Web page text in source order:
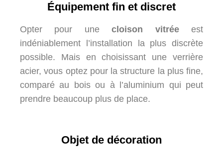
Équipement fin et discret
Opter pour unecloison vitréeest
indéniablement l’installation la plus discrète
possible. Mais en choisissant une verrière
acier, vous optez pour la structure la plus fine,
comparé au bois ou à l’aluminium qui peut
prendre beaucoup plus de place.
Objet de décoration